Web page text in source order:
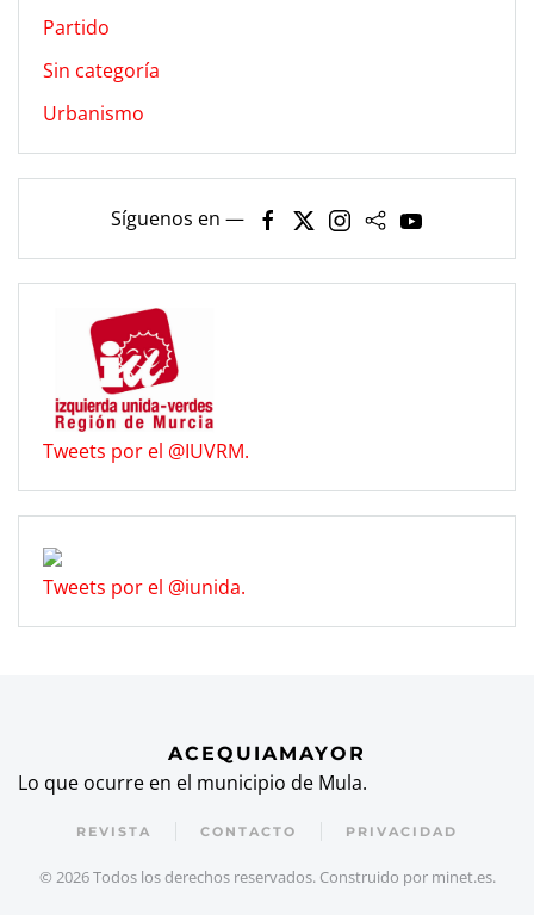
Partido
Sin categoría
Urbanismo
Síguenos en —
Tweets por el @IUVRM.
Tweets por el @iunida.
ACEQUIAMAYOR
Lo que ocurre en el municipio de Mula.
REVISTA CONTACTO PRIVACIDAD
© 2026Todos los derechos reservados. Construido por minet.es.